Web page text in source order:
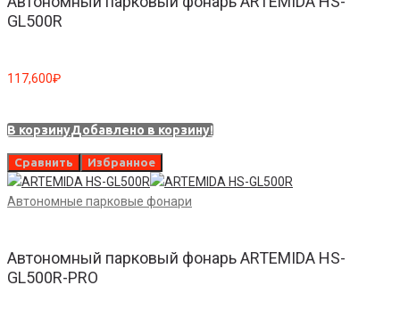
GL500R
117,600₽
В корзинуДобавлено в корзину!
Сравнить Избранное
Автономные парковые фонари
Автономный парковый фонарь ARTEMIDA HS-
GL500R-PRO